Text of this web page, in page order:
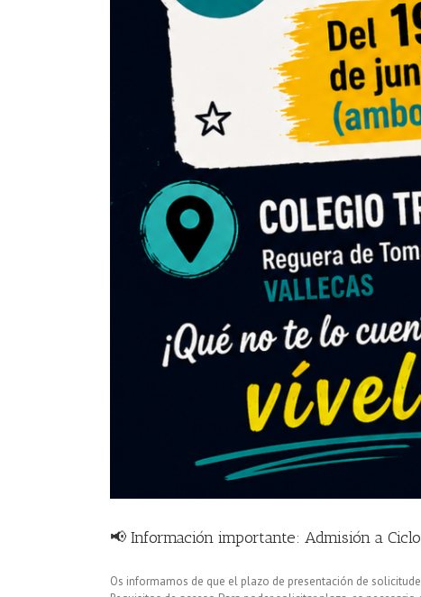
📢 Información importante: Admisión a
Os informamos de que el plazo de presentación de